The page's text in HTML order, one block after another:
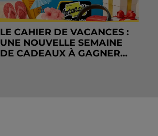
LE CAHIER DE VACANCES :
UNE NOUVELLE SEMAINE
DE CADEAUX À GAGNER...